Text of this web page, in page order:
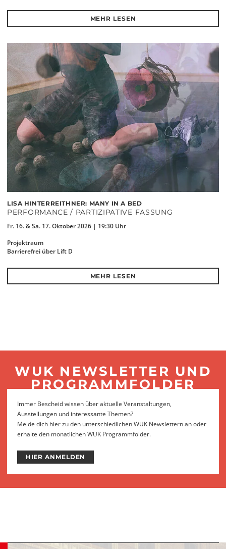
MEHR LESEN
LISA HINTERREITHNER: MANY IN A BED
PERFORMANCE / PARTIZIPATIVE FASSUNG
Fr. 16. & Sa. 17. Oktober 2026 | 19:30 Uhr
Projektraum
Barrierefrei über Lift D
MEHR LESEN
WUK NEWSLETTER UND
PROGRAMMFOLDER
Immer Bescheid wissen über aktuelle Veranstaltungen,
Ausstellungen und interessante Themen?
Melde dich hier zu den unterschiedlichen WUK Newslettern an oder
erhalte den monatlichen WUK Programmfolder.
HIER ANMELDEN